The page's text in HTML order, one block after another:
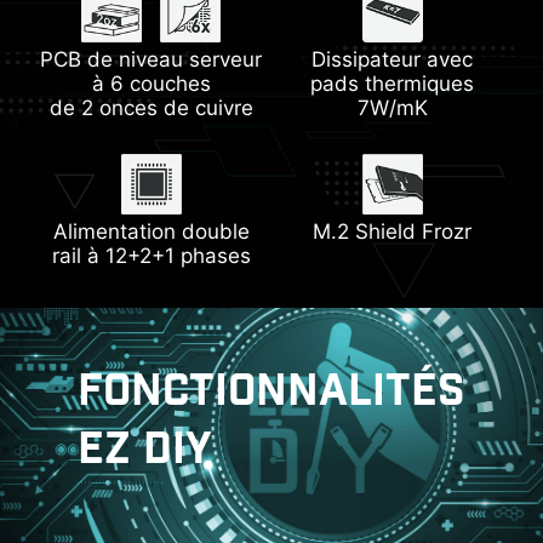
PCB de niveau serveur
à 6 couches
de 2 onces de cuivre
Dissipateur avec
pads thermiques
7W/mK
Alimentation double
rail à 12+2+1 phases
M.2 Shield Frozr
Slots PCIe et M.2
Lightning Gen5
Mémoire DDR5
Trois connecteurs M.2
Steel Armor EZ Debug LED
EZ PCIe Clip II
FONCTIONNALITÉS
EZ DIY